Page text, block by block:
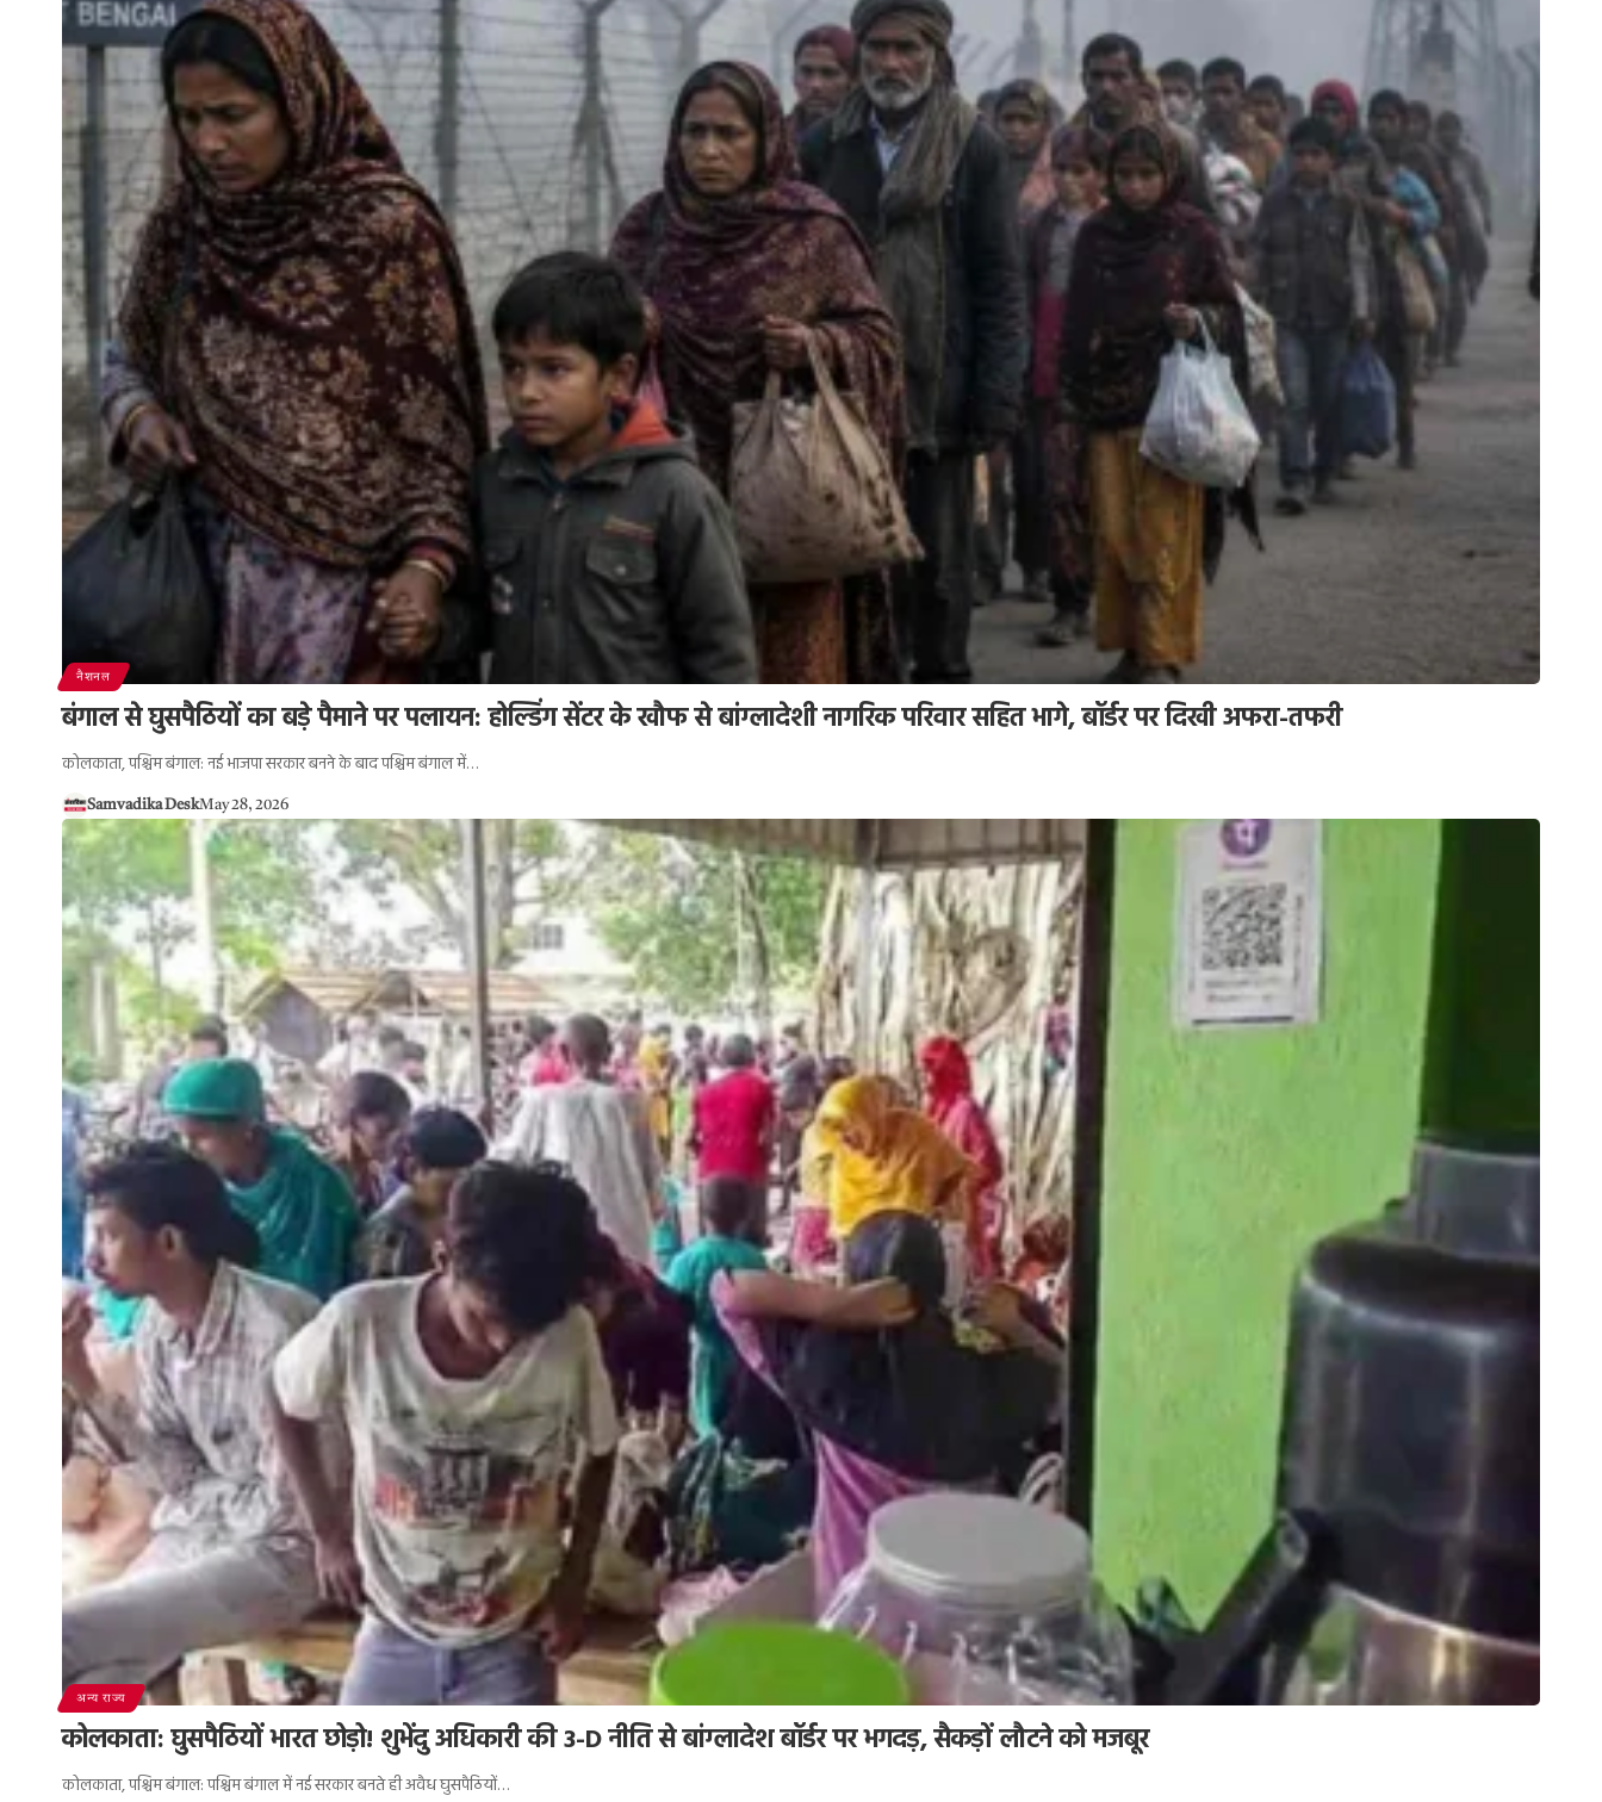
नैशनल
बंगाल से घुसपैठियों का बड़े पैमाने पर पलायन: होल्डिंग सेंटर के खौफ से बांग्लादेशी नागरिक परिवार सहित भागे, बॉर्डर पर दिखी अफरा-तफरी
कोलकाता, पश्चिम बंगाल: नई भाजपा सरकार बनने के बाद पश्चिम बंगाल में…
Samvadika DeskMay 28, 2026
अन्य राज्य
कोलकाता: घुसपैठियों भारत छोड़ो! शुभेंदु अधिकारी की 3-D नीति से बांग्लादेश बॉर्डर पर भगदड़, सैकड़ों लौटने को मजबूर
कोलकाता, पश्चिम बंगाल: पश्चिम बंगाल में नई सरकार बनते ही अवैध घुसपैठियों…